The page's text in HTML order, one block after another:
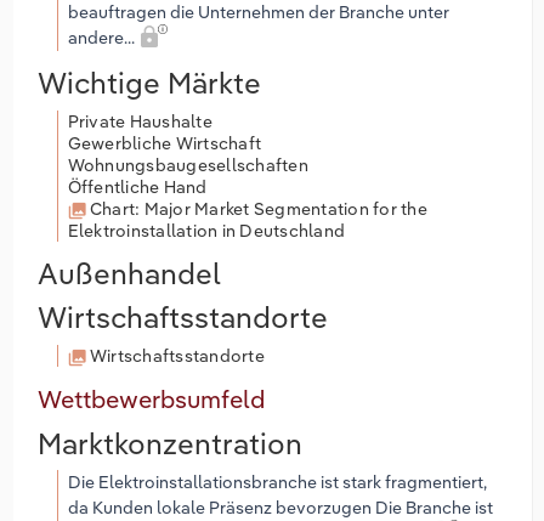
beauftragen die Unternehmen der Branche unter
andere...
Wichtige Märkte
Private Haushalte
Gewerbliche Wirtschaft
Wohnungsbaugesellschaften
Öffentliche Hand
Chart: Major Market Segmentation for the
Elektroinstallation in Deutschland
Außenhandel
Wirtschaftsstandorte
Wirtschaftsstandorte
Wettbewerbsumfeld
Marktkonzentration
Die Elektroinstallationsbranche ist stark fragmentiert,
da Kunden lokale Präsenz bevorzugen Die Branche ist